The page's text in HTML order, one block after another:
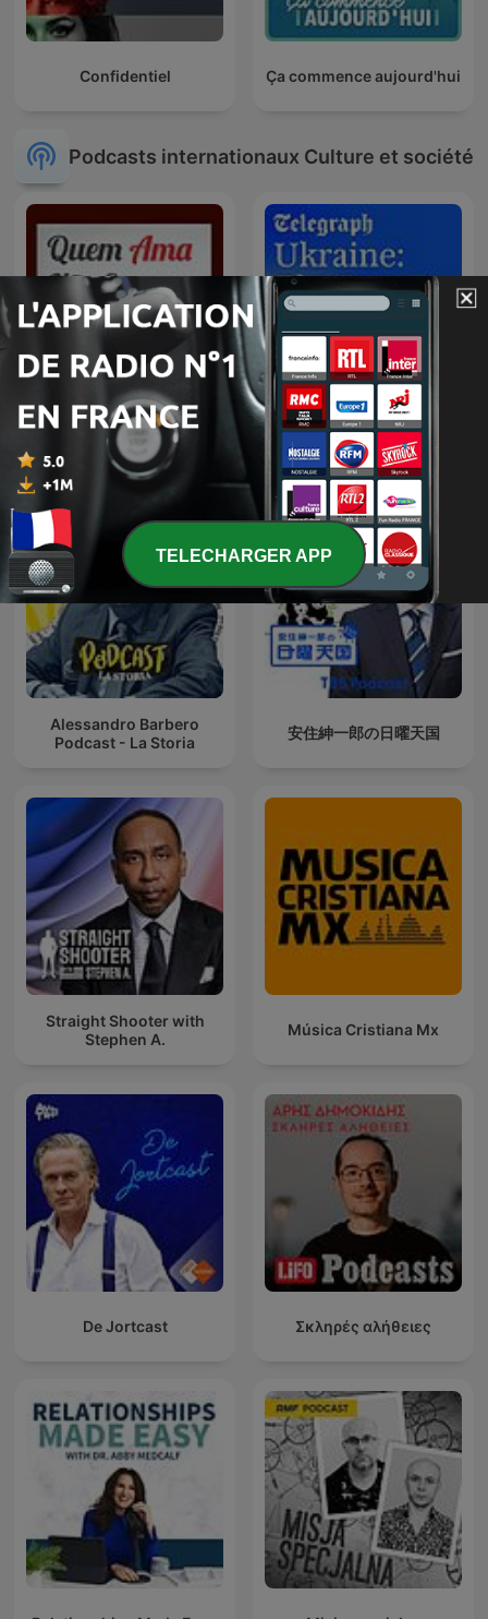
Confidentiel Ça commence aujourd'hui
Podcasts internationaux Culture et société
Quem Ama Não Esquece Ukraine: The Latest
Alessandro Barbero
Podcast - La Storia
安住紳一郎の日曜天国
Straight Shooter with
Stephen A.
Música Cristiana Mx
De Jortcast Σκληρές αλήθειες
TELECHARGER APP